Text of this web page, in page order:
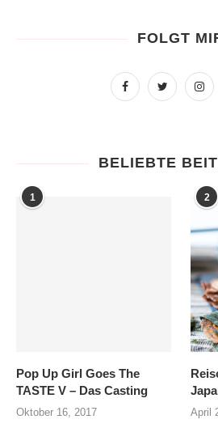
FOLGT
BELIEBTE
1
Pop Up Girl Goes The
TASTE V – Das Casting
Oktober 16, 2017
2
April